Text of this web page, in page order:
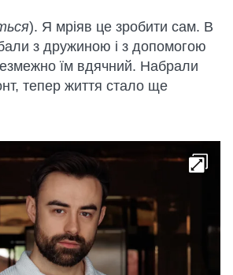
). Я мріяв це зробити сам. В
з дружиною і з допомогою
їм вдячний. Набрали
тепер життя стало ще